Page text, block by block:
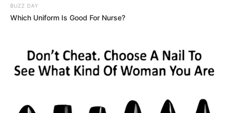
Motif batik ini terbentuk karena pengaruh budaya Tionghoa yang
Ditakuti Anak-anak
Berawal dari ekspedisi Laksamana Cheng Ho saat
BUZZ DAY
Which Uniform Is Good For Nurse?